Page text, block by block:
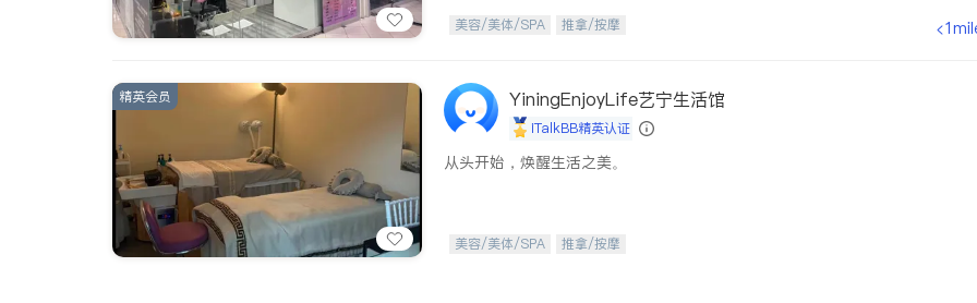
美容/美体/SPA 推拿/按摩
精英会员 YiningEnjoyLife艺宁生活馆
iTalkBB精英认证
从头开始，焕醒生活之美。
美容/美体/SPA 推拿/按摩